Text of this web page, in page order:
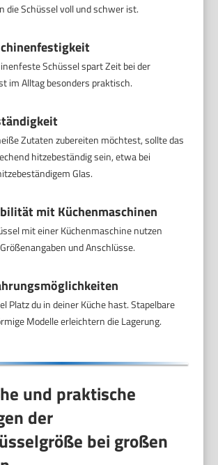
die Schüssel voll und schwer ist.
Schüssel spart Zeit bei der
im Alltag besonders praktisch.
Zutaten zubereiten möchtest, sollte das
hitzebeständig sein, etwa bei
Glas.
mit Küchenmaschinen
mit einer Küchenmaschine nutzen
und Anschlüsse.
Platz du in deiner Küche hast. Stapelbare
Modelle erleichtern die Lagerung.
und praktische
der
bei großen